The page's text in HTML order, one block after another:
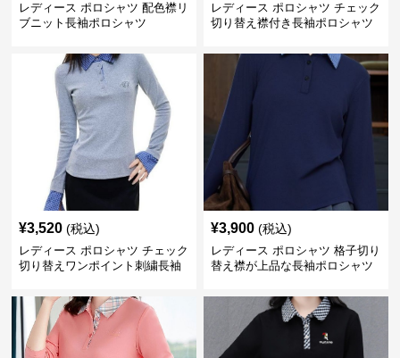
レディース ポロシャツ 配色襟リ
ブニット長袖ポロシャツ
レディース ポロシャツ チェック
切り替え襟付き長袖ポロシャツ
¥3,520 (税込)
レディース ポロシャツ チェック
切り替えワンポイント刺繍長袖
¥3,900 (税込)
レディース ポロシャツ 格子切り
替え襟が上品な長袖ポロシャツ